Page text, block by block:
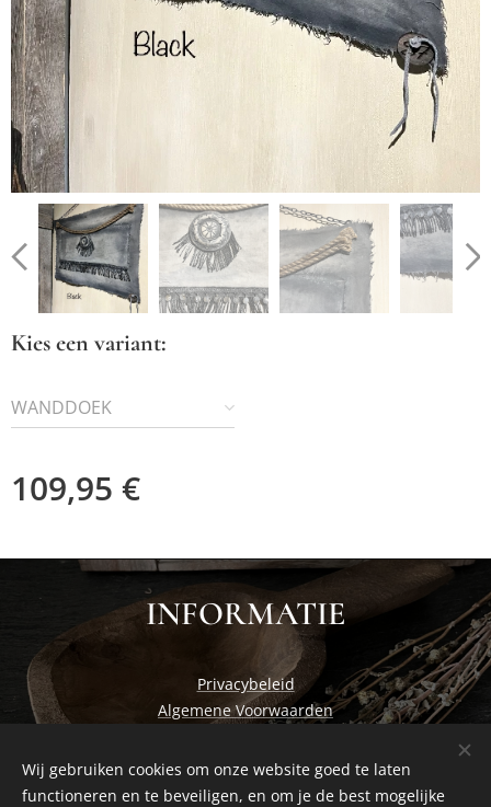
Kies een variant:
WANDDOEK
109,95 €
INFORMATIE
Privacybeleid
Algemene Voorwaarden
Cosiness at home by Studio Nadia Cookies
Wij gebruiken cookies om onze website goed te laten
functioneren en te beveiligen, en om je de best mogelijke